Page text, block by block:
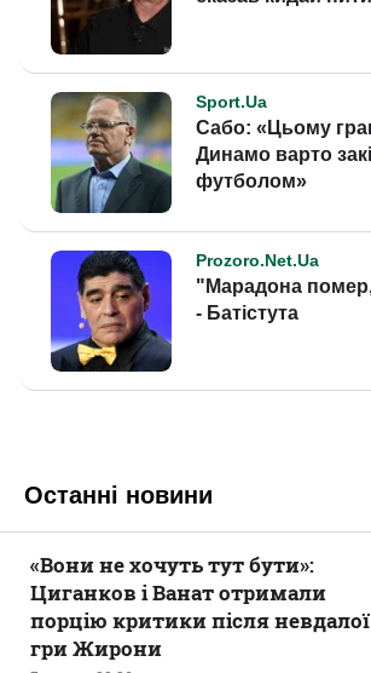
Останні новини
«Вони не хочуть тут бути»:
Циганков і Ванат отримали
порцію критики після невдалої
гри Жирони